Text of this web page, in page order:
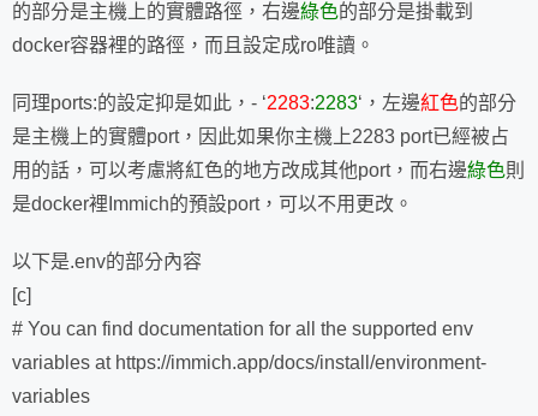
的部分是主機上的實體路徑，右邊綠色的部分是掛載到
docker容器裡的路徑，而且設定成ro唯讀。
同理ports:的設定抑是如此，- ‘2283:2283‘，左邊紅色的部分
是主機上的實體port，因此如果你主機上2283 port已經被占
用的話，可以考慮將紅色的地方改成其他port，而右邊綠色則
是docker裡Immich的預設port，可以不用更改。
以下是.env的部分內容
[c]
# You can find documentation for all the supported env
variables at https://immich.app/docs/install/environment-
variables